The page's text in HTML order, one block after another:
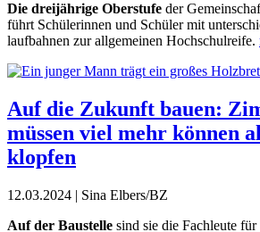
Die dreijährige Oberstufe der
führt Schülerinnen und Schüler mit
laufbahnen zur allgemeinen Hochschulreife.
Auf die Zukunft bauen:
müssen viel mehr können
klopfen
12.03.2024 | Sina Elbers/BZ
Auf der Baustelle sind sie die Fachleute